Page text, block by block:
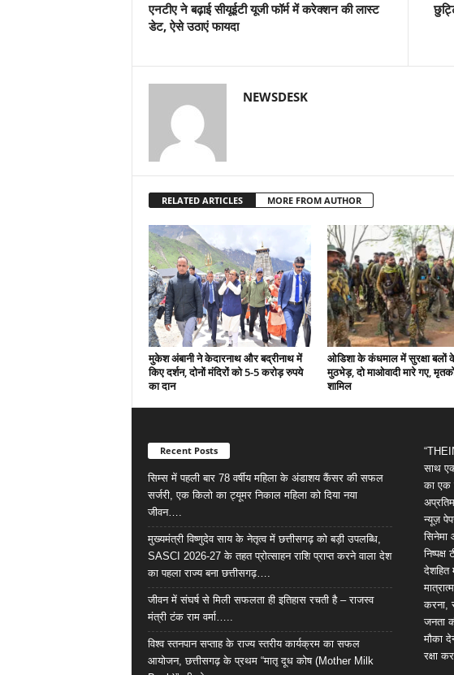
एनटीए ने बढ़ाई सीयूईटी यूजी फॉर्म में करेक्शन की लास्ट
डेट, ऐसे उठाएं फायदा
NEWSDESK
RELATED ARTICLES MORE FROM AUTHOR
मुकेश अंबानी ने केदारनाथ और बद्रीनाथ में
किए दर्शन, दोनों मंदिरों को 5-5 करोड़ रुपये
का दान
ओडिशा के कंधमाल में सुरक्षा बलों
मुठभेड़, दो माओवादी मारे गए,
शामिल
Recent Posts
सिम्स में पहली बार 78 वर्षीय महिला के अंडाशय कैंसर की सफल
सर्जरी, एक किलो का ट्यूमर निकाल महिला को दिया नया
जीवन….
मुख्यमंत्री विष्णुदेव साय के नेतृत्व में छत्तीसगढ़ को बड़ी उपलब्धि,
SASCI 2026-27 के तहत प्रोत्साहन राशि प्राप्त करने वाला देश
का पहला राज्य बना छत्तीसगढ़….
जीवन में संघर्ष से मिली सफलता ही इतिहास रचती है – राजस्व
मंत्री टंक राम वर्मा…..
विश्व स्तनपान सप्ताह के राज्य स्तरीय कार्यक्रम का सफल
आयोजन, छत्तीसगढ़ के प्रथम “मातृ दूध कोष (Mother Milk
साथ
का एक
न्यूज़
सिनेमा
देशहित
करना,
जनता
मौका
रक्षा